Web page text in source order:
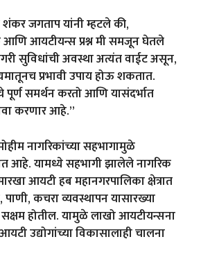
शंकर जगताप यांनी म्हटले की,
आणि आयटीयन्स प्रश्न मी समजून घेतले
सुविधांची अवस्था अत्यंत वाईट असून,
प्रभावी उपाय होऊ शकतात.
समर्थन करतो आणि यासंदर्भात
करणार आहे.”
नागरिकांच्या सहभागामुळे
आहे. यामध्ये सहभागी झालेले नागरिक
आयटी हब महानगरपालिका क्षेत्रात
कचरा व्यवस्थापन यासारख्या
होतील. यामुळे लाखो आयटीयन्सना
उद्योगांच्या विकासालाही चालना